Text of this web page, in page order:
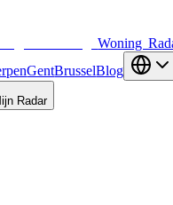
Woning
GentBrusselBlog
Radar